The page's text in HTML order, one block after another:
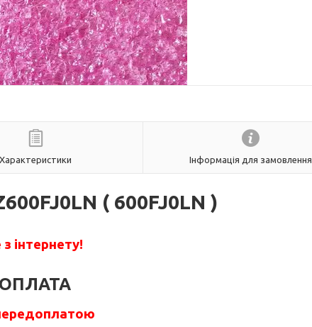
Характеристики Інформація для замовлення
( 600FJ0LN )
інтернету!